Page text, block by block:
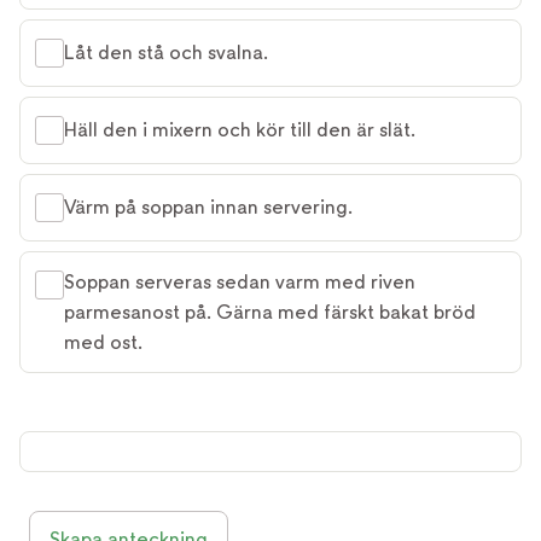
Låt den stå och svalna.
Häll den i mixern och kör till den är slät.
Värm på soppan innan servering.
Soppan serveras sedan varm med riven
parmesanost på. Gärna med färskt bakat bröd
med ost.